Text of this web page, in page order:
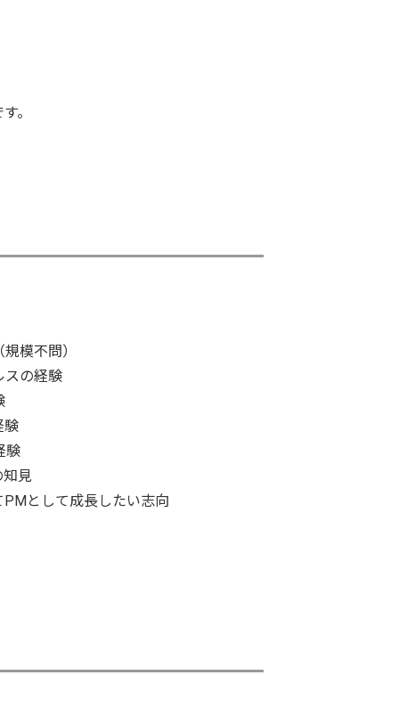
。
模不問）
スの経験
験
験
見
として成長したい志向